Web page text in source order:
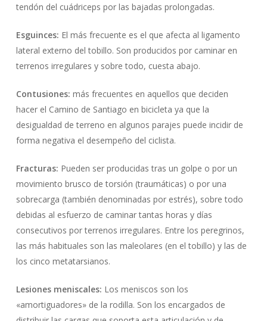
tendón del cuádriceps por las bajadas prolongadas.
Esguinces: El más frecuente es el que afecta al ligamento
lateral externo del tobillo. Son producidos por caminar en
terrenos irregulares y sobre todo, cuesta abajo.
Contusiones: más frecuentes en aquellos que deciden
hacer el Camino de Santiago en bicicleta ya que la
desigualdad de terreno en algunos parajes puede incidir de
forma negativa el desempeño del ciclista.
Fracturas: Pueden ser producidas tras un golpe o por un
movimiento brusco de torsión (traumáticas) o por una
sobrecarga (también denominadas por estrés), sobre todo
debidas al esfuerzo de caminar tantas horas y días
consecutivos por terrenos irregulares. Entre los peregrinos,
las más habituales son las maleolares (en el tobillo) y las de
los cinco metatarsianos.
Lesiones meniscales: Los meniscos son los
«amortiguadores» de la rodilla. Son los encargados de